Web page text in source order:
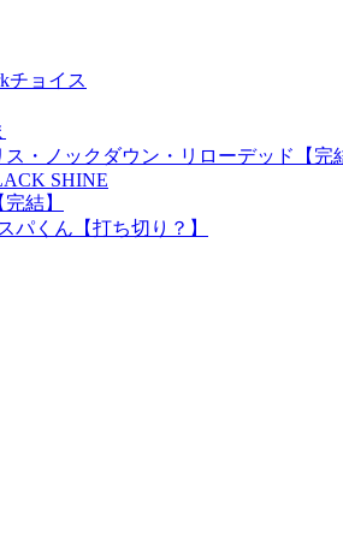
チョイス
ス・ノックダウン・リローデッド【完
SHINE
結】
パくん【打ち切り？】